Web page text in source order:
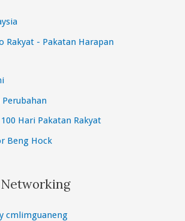
Rakyat - Pakatan Harapan
Hari Pakatan Rakyat
Beng Hock
cmlimguaneng